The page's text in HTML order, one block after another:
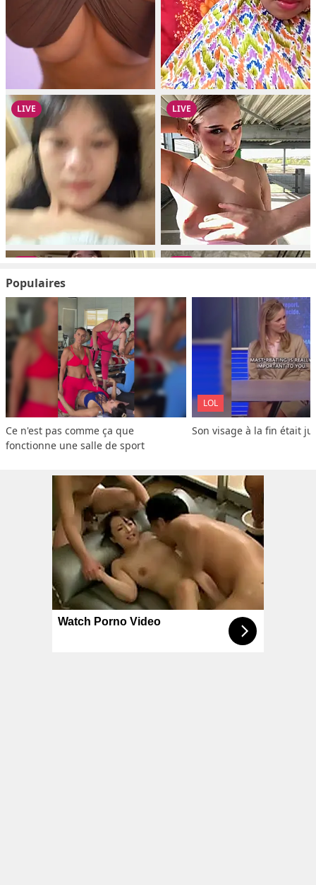
Populaires
Ce n'est pas comme ça que
fonctionne une salle de sport
LOL
Son visage à la fin était